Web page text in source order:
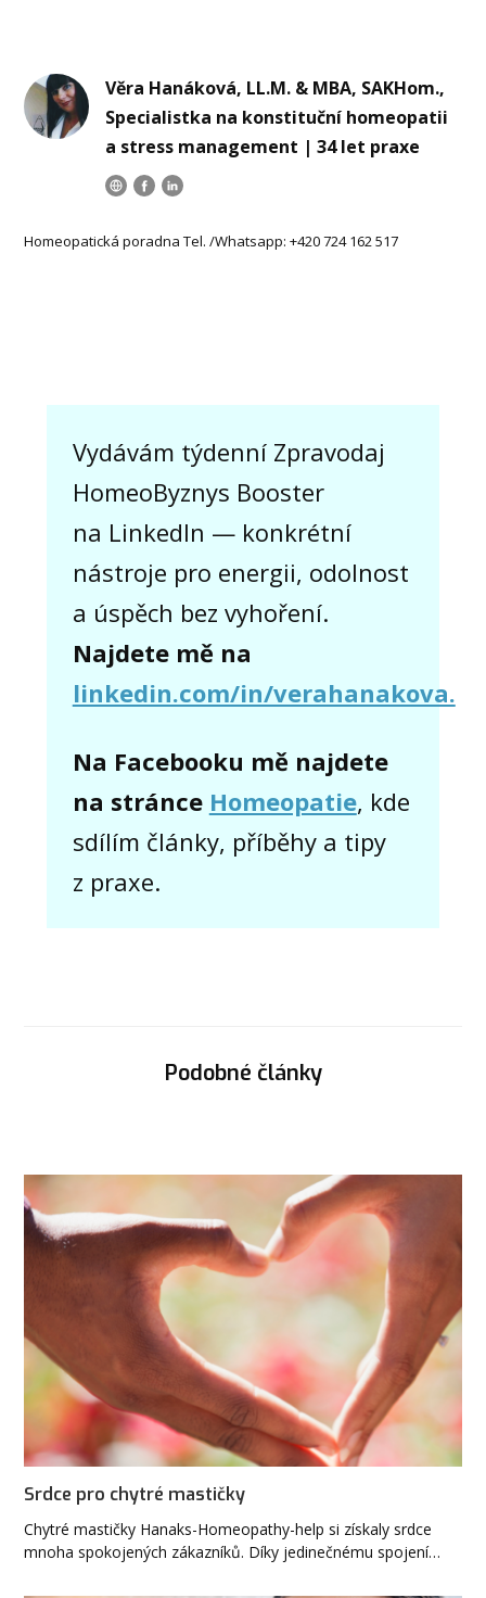
Věra Hanáková, LL.M. & MBA, SAKHom.,
Specialistka na konstituční homeopatii
a stress management | 34 let praxe
Homeopatická poradna Tel. /Whatsapp: +420 724 162 517
Vydávám týdenní Zpravodaj
HomeoByznys Booster
na LinkedIn — konkrétní
nástroje pro energii, odolnost
a úspěch bez vyhoření.
Najdete mě na
linkedin.com/in/verahanakova.
Na Facebooku mě najdete
na stránce Homeopatie, kde
sdílím články, příběhy a tipy
z praxe.
Podobné články
Srdce pro chytré mastičky
Chytré mastičky Hanaks-Homeopathy-help si získaly srdce
mnoha spokojených zákazníků. Díky jedinečnému spojení…